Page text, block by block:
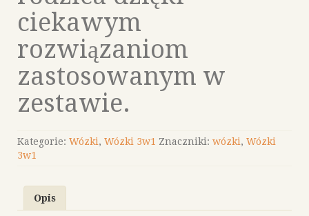
ciekawym
rozwiązaniom
zastosowanym w
zestawie.
Kategorie: Wózki, Wózki 3w1 Znaczniki: wózki, Wózki
3w1
Opis